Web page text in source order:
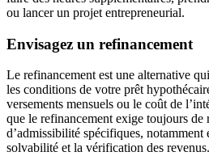
ou lancer un projet entrepreneurial.
Envisagez un refinancement
Le refinancement est une alternative
les conditions de votre prêt
versements mensuels ou le coût de
que le refinancement exige toujours de
d’admissibilité spécifiques, notamment
solvabilité et la vérification des revenus.